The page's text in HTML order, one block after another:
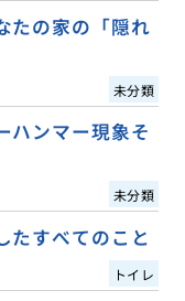
たの家の「隠れ
未分類
ハンマー現象そ
未分類
たすべてのこと
トイレ